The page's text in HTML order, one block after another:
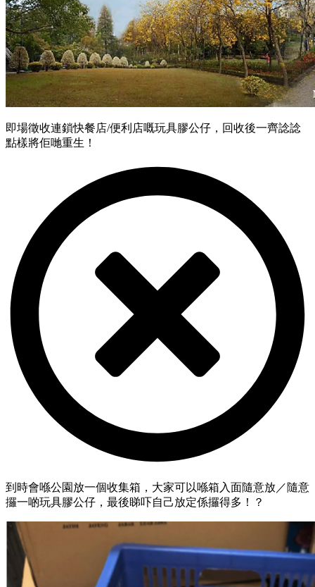
即場徵收連鎖快餐店/便利店嘅玩具膠公仔，回收後一齊諗諗
點樣將佢哋重生！
到時會喺公園放一個收集箱，大家可以喺箱入面隨意放／隨意
攞一啲玩具膠公仔，最後睇吓自己放定係攞得多！？